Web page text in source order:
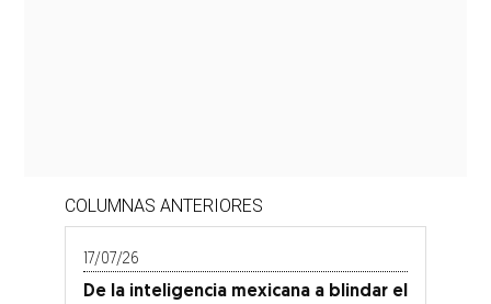
COLUMNAS ANTERIORES
17/07/26
De la inteligencia mexicana a blindar el